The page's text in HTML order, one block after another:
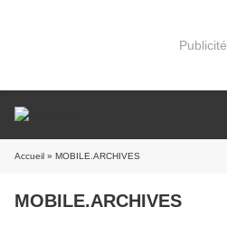
Publicité
Accueil » MOBILE.ARCHIVES
MOBILE.ARCHIVES